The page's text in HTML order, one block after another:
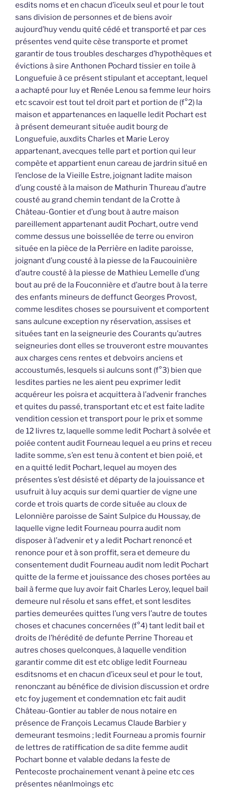
esdits noms et en chacun d’iceulx seul et pour le tout
sans division de personnes et de biens avoir
aujourd’huy vendu quité cédé et transporté et par ces
présentes vend quite cèse transporte et promet
garantir de tous troubles descharges d’hypothèques et
évictions à sire Anthonen Pochard tissier en toile à
Longuefuie à ce présent stipulant et acceptant, lequel
a achapté pour luy et Renée Lenou sa femme leur hoirs
etc scavoir est tout tel droit part et portion de (f°2) la
maison et appartenances en laquelle ledit Pochart est
à présent demeurant située audit bourg de
Longuefuie, auxdits Charles et Marie Leroy
appartenant, avecques telle part et portion qui leur
compète et appartient enun careau de jardrin situé en
l’enclose de la Vieille Estre, joignant ladite maison
d’ung cousté à la maison de Mathurin Thureau d’autre
cousté au grand chemin tendant de la Crotte à
Château-Gontier et d’ung bout à autre maison
pareillement appartenant audit Pochart, outre vend
comme dessus une boissellée de terre ou environ
située en la pièce de la Perrière en ladite paroisse,
joignant d’ung cousté à la piesse de la Faucouinière
d’autre cousté à la piesse de Mathieu Lemelle d’ung
bout au pré de la Fouconnière et d’autre bout à la terre
des enfants mineurs de deffunct Georges Provost,
comme lesdites choses se poursuivent et comportent
sans aulcune exception ny réservation, assises et
situées tant en la seigneurie des Courants qu’autres
seigneuries dont elles se trouveront estre mouvantes
aux charges cens rentes et debvoirs anciens et
accoustumés, lesquels si aulcuns sont (f°3) bien que
lesdites parties ne les aient peu exprimer ledit
acquéreur les poisra et acquittera à l’advenir franches
et quites du passé, transportant etc et est faite ladite
vendition cession et transport pour le prix et somme
de 12 livres tz, laquelle somme ledit Pochart à solvée et
poiée content audit Fourneau lequel a eu prins et receu
ladite somme, s’en est tenu à content et bien poié, et
en a quitté ledit Pochart, lequel au moyen des
présentes s’est désisté et départy de la jouissance et
usufruit à luy acquis sur demi quartier de vigne une
corde et trois quarts de corde située au cloux de
Lelonnière paroisse de Saint Sulpice du Houssay, de
laquelle vigne ledit Fourneau pourra audit nom
disposer à l’advenir et y a ledit Pochart renoncé et
renonce pour et à son proffit, sera et demeure du
consentement dudit Fourneau audit nom ledit Pochart
quitte de la ferme et jouissance des choses portées au
bail à ferme que luy avoir fait Charles Leroy, lequel bail
demeure nul résolu et sans effet, et sont lesdites
parties demeurées quittes l’ung vers l’autre de toutes
choses et chacunes concernées (f°4) tant ledit bail et
droits de l’hérédité de defunte Perrine Thoreau et
autres choses quelconques, à laquelle vendition
garantir comme dit est etc oblige ledit Fourneau
esditsnoms et en chacun d’iceux seul et pour le tout,
renonczant au bénéfice de division discussion et ordre
etc foy jugement et condemnation etc fait audit
Château-Gontier au tabler de nous notaire en
présence de François Lecamus Claude Barbier y
demeurant tesmoins ; ledit Fourneau a promis fournir
de lettres de ratiffication de sa dite femme audit
Pochart bonne et valable dedans la feste de
Pentecoste prochainement venant à peine etc ces
présentes néanlmoings etc